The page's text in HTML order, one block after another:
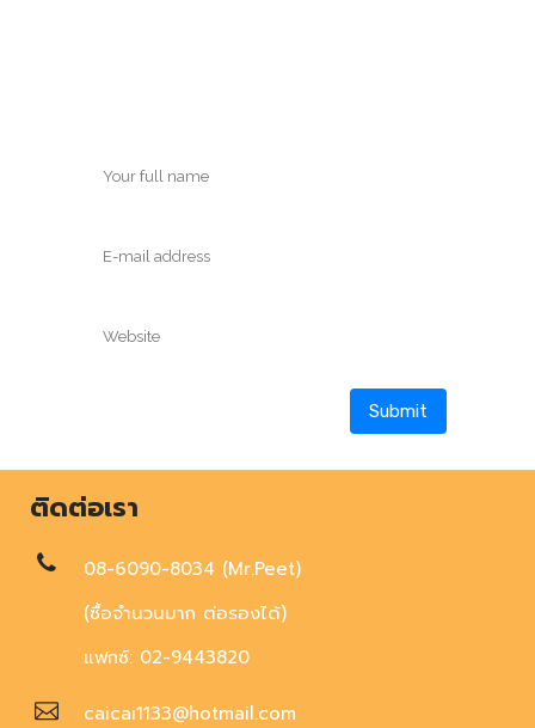
ติดต่อเรา
08-6090-8034 (Mr.Peet)
(ซื้อจำนวนมาก ต่อรองได้)
แฟกซ์: 02-9443820
caicai1133@hotmail.com